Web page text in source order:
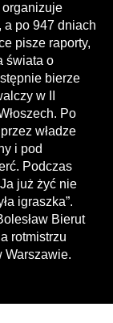
organizuje
a po 947 dniach
pisze raporty,
świata o
bierze
w II
Po
władze
i pod
Podczas
już żyć nie
igraszka”.
Bierut
rotmistrzu
Warszawie.